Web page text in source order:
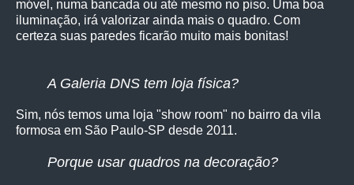
móvel, numa bancada ou até mesmo no piso. Uma boa
iluminação, irá valorizar ainda mais o quadro. Com
certeza suas paredes ficarão muito mais bonitas!
A Galeria DNS tem loja física?
Sim, nós temos uma loja "show room" no bairro da vila
formosa em São Paulo-SP desde 2011.
Porque usar quadros na decoração?